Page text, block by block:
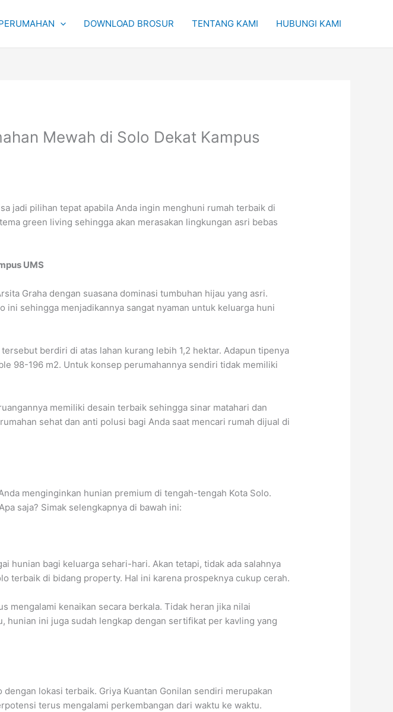
DOWNLOAD BROSUR TENTANG KAMI HUBUNGI KAMI
Mewah di Solo Dekat Kampus
jadi pilihan tepat apabila Anda ingin menghuni rumah terbaik di
green living sehingga akan merasakan lingkungan asri bebas
UMS
Graha dengan suasana dominasi tumbuhan hijau yang asri.
ini sehingga menjadikannya sangat nyaman untuk keluarga huni
berdiri di atas lahan kurang lebih 1,2 hektar. Adapun tipenya
98-196 m2. Untuk konsep perumahannya sendiri tidak memiliki
memiliki desain terbaik sehingga sinar matahari dan
sehat dan anti polusi bagi Anda saat mencari rumah dijual di
menginginkan hunian premium di tengah-tengah Kota Solo.
saja? Simak selengkapnya di bawah ini:
hunian bagi keluarga sehari-hari. Akan tetapi, tidak ada salahnya
terbaik di bidang property. Hal ini karena prospeknya cukup cerah.
mengalami kenaikan secara berkala. Tidak heran jika nilai
hunian ini juga sudah lengkap dengan sertifikat per kavling yang
lokasi terbaik. Griya Kuantan Gonilan sendiri merupakan
terus mengalami perkembangan dari waktu ke waktu.